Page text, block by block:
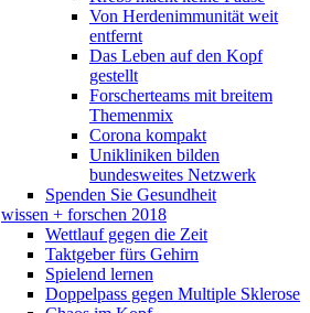
Von Herdenimmunität weit
entfernt
Das Leben auf den Kopf
gestellt
Forscherteams mit breitem
Themenmix
Corona kompakt
Unikliniken bilden
bundesweites Netzwerk
Spenden Sie Gesundheit
wissen + forschen 2018
Wettlauf gegen die Zeit
Taktgeber fürs Gehirn
Spielend lernen
Doppelpass gegen Multiple Sklerose